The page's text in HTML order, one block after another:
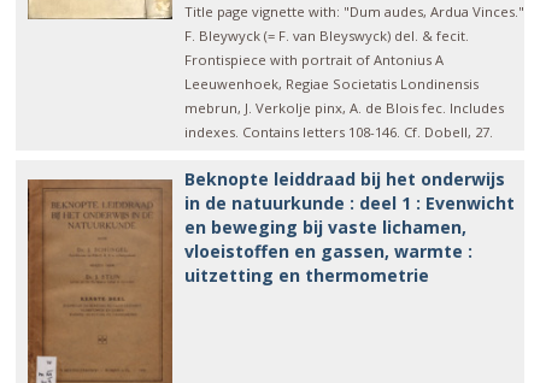
Title page vignette with: "Dum audes, Ardua Vinces."
F. Bleywyck (= F. van Bleyswyck) del. & fecit.
Frontispiece with portrait of Antonius A
Leeuwenhoek, Regiae Societatis Londinensis
mebrun, J. Verkolje pinx, A. de Blois fec. Includes
indexes. Contains letters 108-146. Cf. Dobell, 27.
Beknopte leiddraad bij het onderwijs
in de natuurkunde : deel 1 : Evenwicht
en beweging bij vaste lichamen,
vloeistoffen en gassen, warmte :
uitzetting en thermometrie